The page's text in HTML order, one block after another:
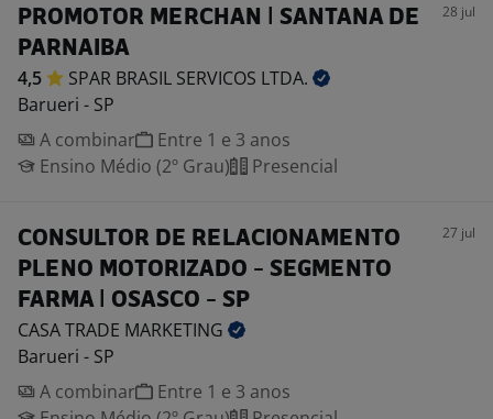
PROMOTOR MERCHAN | SANTANA DE
PARNAIBA
28 jul
4,5 SPAR BRASIL SERVICOS LTDA.
Barueri - SP
A combinar
Entre 1 e 3 anos
Ensino Médio (2º Grau)
Presencial
CONSULTOR DE RELACIONAMENTO
PLENO MOTORIZADO - SEGMENTO
FARMA | OSASCO - SP
27 jul
CASA TRADE MARKETING
Barueri - SP
A combinar
Entre 1 e 3 anos